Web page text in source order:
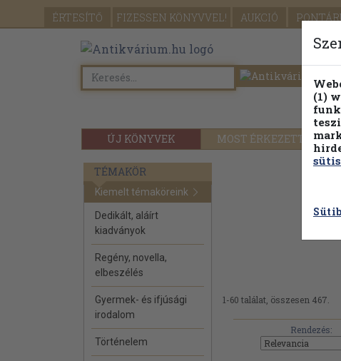
ÉRTESÍTŐ FIZESSEN KÖNYVVEL! AUKCIÓ
ÚJ KÖNYVEK MOST ÉRKEZETT
TÉMAKÖR
Kiemelt témaköreink
Dedikált, aláírt
kiadványok
Regény, novella,
elbeszélés
Gyermek- és ifjúsági
irodalom
Történelem
1-60 találat, összesen 467.
Rendezés:
(1)